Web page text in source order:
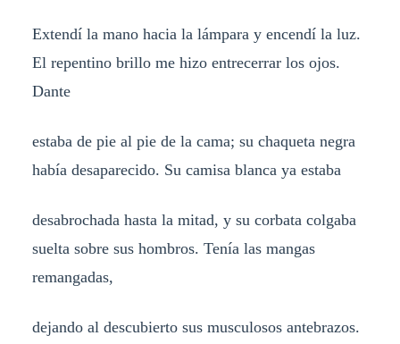
Extendí la mano hacia la lámpara y encendí la luz.
El repentino brillo me hizo entrecerrar los ojos.
Dante
estaba de pie al pie de la cama; su chaqueta negra
había desaparecido. Su camisa blanca ya estaba
desabrochada hasta la mitad, y su corbata colgaba
suelta sobre sus hombros. Tenía las mangas
remangadas,
dejando al descubierto sus musculosos antebrazos.